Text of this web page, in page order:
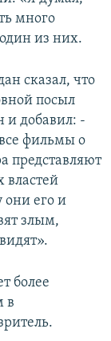
много
из них.
сказал, что
посыл
и добавил: -
фильмы о
представляют
властей
они его и
злым,
более
в